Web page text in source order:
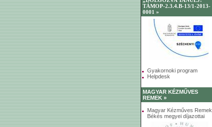
TÁMOP-2.3.4.B-13/1-2013-
0001 »
Gyakornoki program
Helpdesk
MAGYAR KÉZMŰVES
REMEK »
Magyar Kézműves Remek
Békés megyei díjazottai